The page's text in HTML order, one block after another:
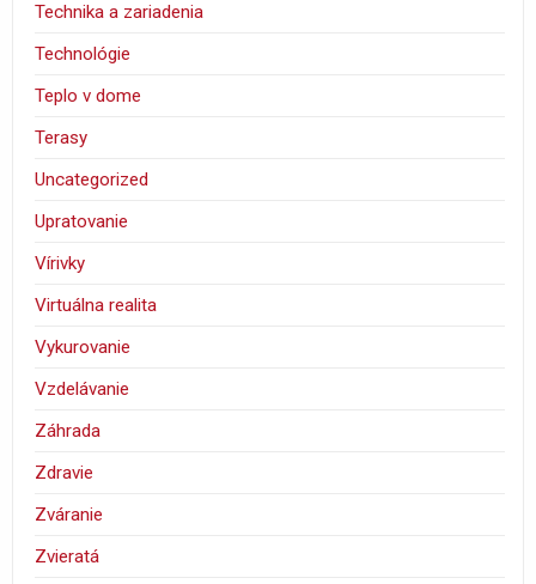
Technika a zariadenia
Technológie
Teplo v dome
Terasy
Uncategorized
Upratovanie
Vírivky
Virtuálna realita
Vykurovanie
Vzdelávanie
Záhrada
Zdravie
Zváranie
Zvieratá